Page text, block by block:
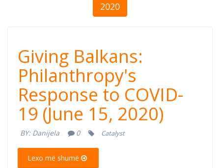
2020
Giving Balkans:
Philanthropy's
Response to
COVID-19 (June
15, 2020)
Giving Balkans:
Philanthropy's
Response to COVID-
19 (June 15, 2020)
BY: Danijela 0 Catalyst
Lexo më shumë